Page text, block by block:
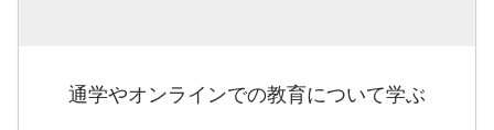
通学やオンラインでの教育について学ぶ